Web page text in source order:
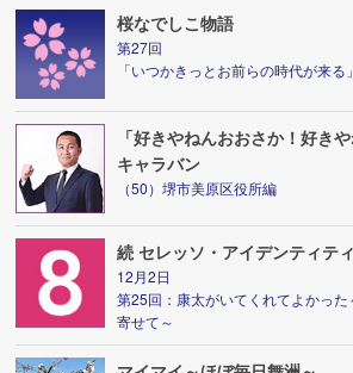
桜なでしこ物語
第27回
「いつかきっとお前らの時代が来る」
「好きやねんおおさか！好き
キャラバン
（50）堺市美原区役所編
続 セレッソ・アイデンティティ
12月2日
第25回：康太がいてくれてよかっ
寄せて～